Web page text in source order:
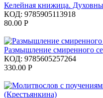
Келейная книжица.
КОД: 9785905113918
80.00 Р
Размышление смиренного
КОД: 9785605257264
330.00 Р